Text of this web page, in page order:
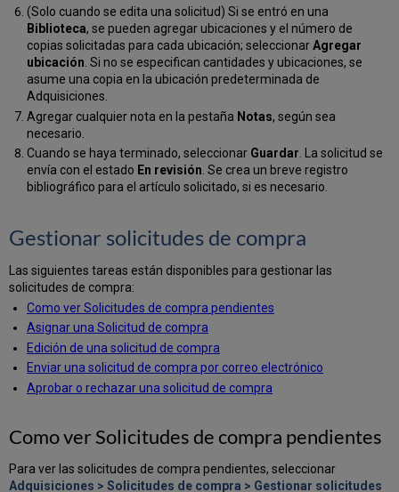
(Solo cuando se edita una solicitud) Si se entró en una
Biblioteca, se pueden agregar ubicaciones y el número de
copias solicitadas para cada ubicación; seleccionarAgregar
ubicación. Si no se especifican cantidades y ubicaciones, se
asume una copia en la ubicación predeterminada de
Adquisiciones.
Agregar cualquier nota en la pestaña Notas, según sea
necesario.
Cuando se haya terminado, seleccionar Guardar. La solicitud se
envía con el estado En revisión. Se crea un breve registro
bibliográfico para el artículo solicitado, si es necesario.
Gestionar solicitudes de compra
Las siguientes tareas están disponibles para gestionar las
solicitudes de compra:
Como ver Solicitudes de compra pendientes
Asignar una Solicitud de compra
Edición de una solicitud de compra
Enviar una solicitud de compra por correo electrónico
Aprobar o rechazar una solicitud de compra
Como ver Solicitudes de compra pendientes
Para ver las solicitudes de compra pendientes, seleccionar
Adquisiciones > Solicitudes de compra > Gestionar solicitudes